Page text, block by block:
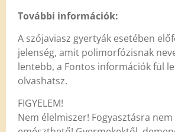
További információk:
A szójaviasz gyertyák esetében
jelenség, amit polimorfózisnak
lentebb, a Fontos információk fül
olvashatsz.
FIGYELEM!
Nem élelmiszer! Fogyasztásra